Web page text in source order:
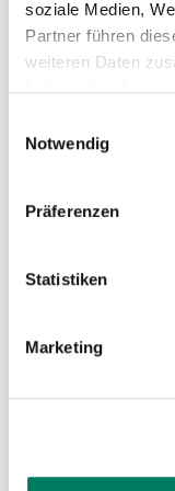
soziale Medien,
Partner führen
weiteren Daten
haben oder die sie
Notwendig
Präferenzen
Statistiken
Marketing